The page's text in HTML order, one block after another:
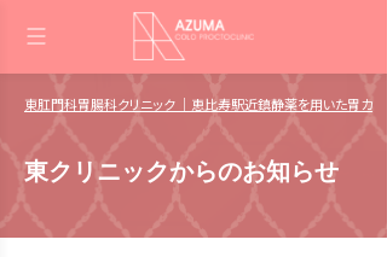
東肛門科胃腸科クリニック ｜恵比寿駅近鎮静薬を用いた胃
東クリニックからのお知らせ